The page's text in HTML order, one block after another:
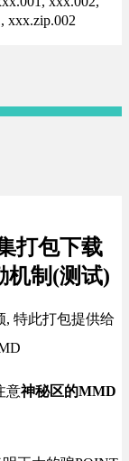
xxx.zip.002
打包下载
机制(测试)
, 特此打包提供给
意神秘区的MMD